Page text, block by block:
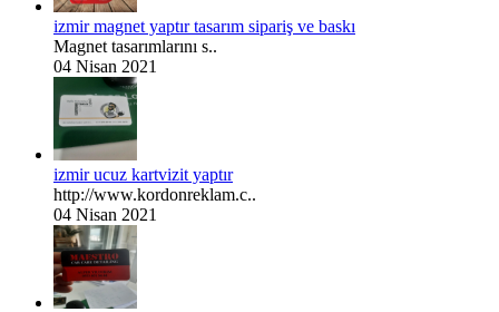
izmir magnet yaptır tasarım sipariş ve baskı
Magnet tasarımlarını s..
04 Nisan 2021
izmir ucuz kartvizit yaptır
http://www.kordonreklam.c..
04 Nisan 2021